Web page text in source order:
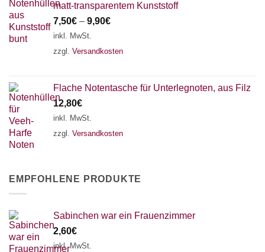
matt-transparentem Kunststoff
7,50€ – 9,90€
inkl. MwSt.
zzgl. Versandkosten
Flache Notentasche für Unterlegnoten, aus Filz
12,80€
inkl. MwSt.
zzgl. Versandkosten
EMPFOHLENE PRODUKTE
Sabinchen war ein Frauenzimmer
2,60€
inkl. MwSt.